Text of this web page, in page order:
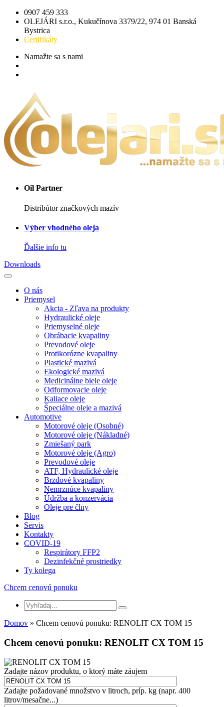
0907 459 333
OLEJÁRI s.r.o., Kukučínova 3379/22, 974 01 Banská
Bystrica
Certifikáty
Namažte sa s nami
Oil Partner
Distribútor značkových mazív
Výber vhodného oleja
Ďalšie info tu
Downloads
O nás
Priemysel
Akcia - Zľava na produkty
Hydraulické oleje
Priemyselné oleje
Obrábacie kvapaliny
Prevodové oleje
Protikorózne kvapaliny
Plastické mazivá
Ekologické mazivá
Medicinálne biele oleje
Odformovacie oleje
Kaliace oleje
Špeciálne oleje a mazivá
Automotive
Motorové oleje (Osobné)
Motorové oleje (Nákladné)
Zmiešaný park
Motorové oleje (Agro)
Prevodové oleje
ATF, Hydraulické oleje
Brzdové kvapaliny
Nemrznúce kvapaliny
Údržba a konzervácia
Oleje pre člny
Blog
Servis
Kontakty
COVID-19
Respirátory FFP2
Dezinfekčné prostriedky
Ty kolega
Chcem cenovú ponuku
Domov » Chcem cenovú ponuku: RENOLIT CX TOM 15
Chcem cenovú ponuku: RENOLIT CX TOM 15
Zadajte názov produktu, o ktorý máte záujem
Zadajte požadované množstvo v litroch, príp. kg (napr. 400
litrov/mesačne...)